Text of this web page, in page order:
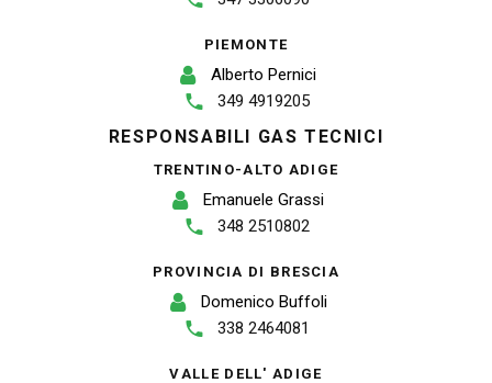
PIEMONTE
Alberto Pernici
349 4919205
RESPONSABILI GAS TECNICI
TRENTINO-ALTO ADIGE
Emanuele Grassi
348 2510802
PROVINCIA DI BRESCIA
Domenico Buffoli
338 2464081
VALLE DELL' ADIGE